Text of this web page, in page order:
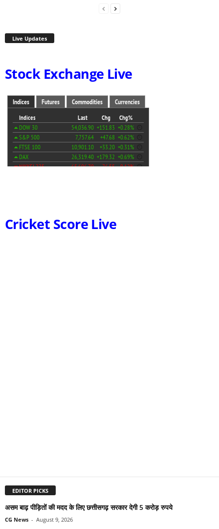
Live Updates
Stock Exchange Live
Cricket Score Live
EDITOR PICKS
असम बाढ़ पीड़ितों की मदद के लिए छत्तीसगढ़ सरकार देगी 5 करोड़ रुपये
CG News - August 9, 2026